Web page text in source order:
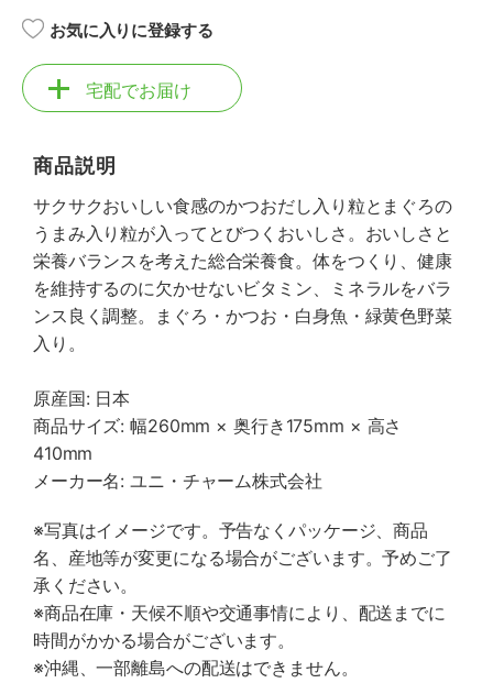
お気に入りに登録する
宅配でお届け
商品説明
サクサクおいしい食感のかつおだし入り粒とまぐろの
うまみ入り粒が入ってとびつくおいしさ。おいしさと
栄養バランスを考えた総合栄養食。体をつくり、健康
を維持するのに欠かせないビタミン、ミネラルをバラ
ンス良く調整。まぐろ・かつお・白身魚・緑黄色野菜
入り。
原産国: 日本
商品サイズ: 幅260mm × 奥行き175mm × 高さ
410mm
メーカー名: ユニ・チャーム株式会社
※写真はイメージです。予告なくパッケージ、商品
名、産地等が変更になる場合がございます。予めご了
承ください。
※商品在庫・天候不順や交通事情により、配送までに
時間がかかる場合がございます。
※沖縄、一部離島への配送はできません。